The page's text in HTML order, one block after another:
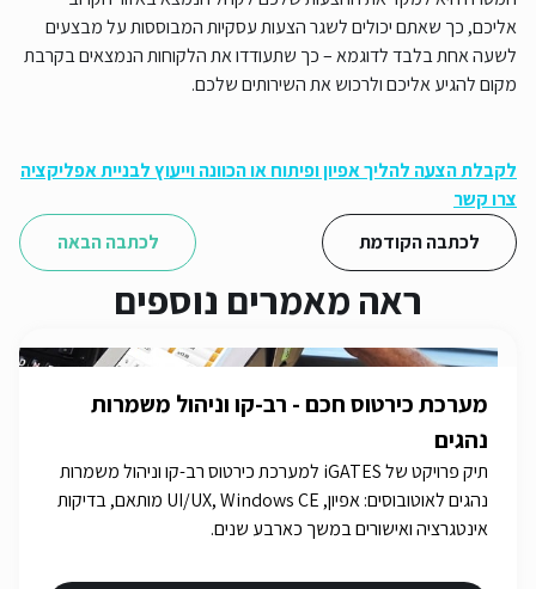
אליכם, כך שאתם יכולים לשגר הצעות עסקיות המבוססות על מבצעים
לשעה אחת בלבד לדוגמא – כך שתעודדו את הלקוחות הנמצאים בקרבת
מקום להגיע אליכם ולרכוש את השירותים שלכם.
לקבלת הצעה להליך אפיון ופיתוח או הכוונה וייעוץ לבניית אפליקציה
צרו קשר
לכתבה הבאה
לכתבה הקודמת
ראה מאמרים נוספים
מערכת כירטוס חכם - רב-קו וניהול משמרות
נהגים
תיק פרויקט של iGATES למערכת כירטוס רב-קו וניהול משמרות
נהגים לאוטובוסים: אפיון, UI/UX, Windows CE מותאם, בדיקות
אינטגרציה ואישורים במשך כארבע שנים.